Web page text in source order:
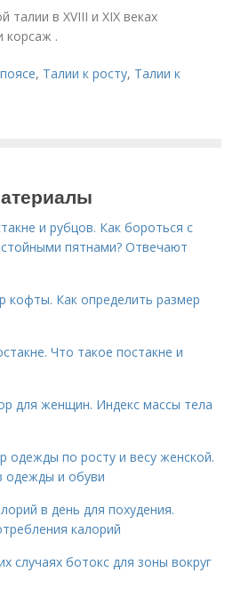
талии в XVIII и XIX веках
корсаж .
, Талии к росту, Талии к
и рубцов. Как бороться с
пятнами? Отвечают
кофты. Как определить размер
Что такое постакне и
для женщин. Индекс массы тела
одежды по росту и весу женской.
одежды и обуви
в день для похудения.
калорий
случаях ботокс для зоны вокруг